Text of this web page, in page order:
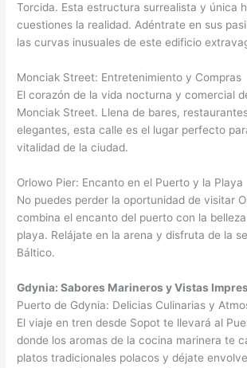
Torcida. Esta estructura surrealista y única
cuestiones la realidad. Adéntrate en sus
las curvas inusuales de este edificio
Monciak Street: Entretenimiento y Compras
El corazón de la vida nocturna y comercial
Monciak Street. Llena de bares,
elegantes, esta calle es el lugar perfecto
vitalidad de la ciudad.
Orlowo Pier: Encanto en el Puerto y la Playa
No puedes perder la oportunidad de visitar
combina el encanto del puerto con la
playa. Relájate en la arena y disfruta de la
Báltico.
Gdynia: Sabores Marineros y Vistas
Puerto de Gdynia: Delicias Culinarias y
El viaje en tren desde Sopot te llevará al
donde los aromas de la cocina marinera te
platos tradicionales polacos y déjate